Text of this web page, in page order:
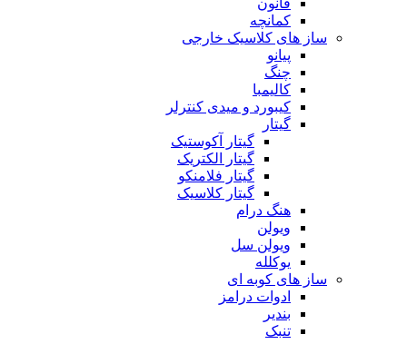
کمانچه
ساز های کلاسیک خارجی
پیانو
چنگ
کالیمبا
کیبورد و میدی کنترلر
گیتار
گیتار آکوستیک
گیتار الکتریک
گیتار فلامنکو
گیتار کلاسیک
هنگ درام
ویولن
ویولن سل
یوکلله
ساز های کوبه ای
ادوات درامز
بندیر
تنبک